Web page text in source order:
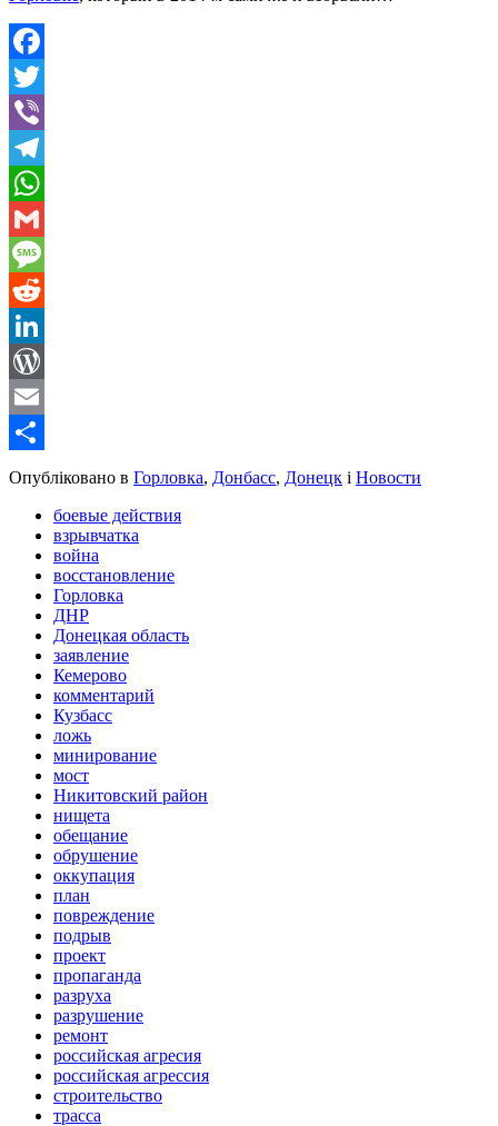
Facebook
Twitter
Viber
Telegram
WhatsApp
Gmail
Message
Reddit
LinkedIn
WordPress
Email
Share
Опубліковано в Горловка, Донбасс, Донецк і Новости
боевые действия
взрывчатка
война
восстановление
Горловка
ДНР
Донецкая область
заявление
Кемерово
комментарий
Кузбасс
ложь
минирование
мост
Никитовский район
нищета
обещание
обрушение
оккупация
план
повреждение
подрыв
проект
пропаганда
разруха
разрушение
ремонт
российская агресия
российская агрессия
строительство
трасса